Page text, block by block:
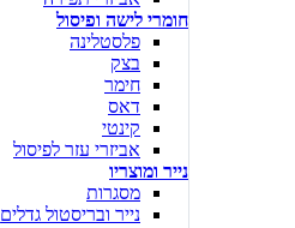
חומרי לישה ופיסול
פלסטלינה
בצק
חימר
דאס
קינטי
אביזרי עזר לפיסול
נייר ומוצריו
מסגרות
נייר ובריסטול גדלים